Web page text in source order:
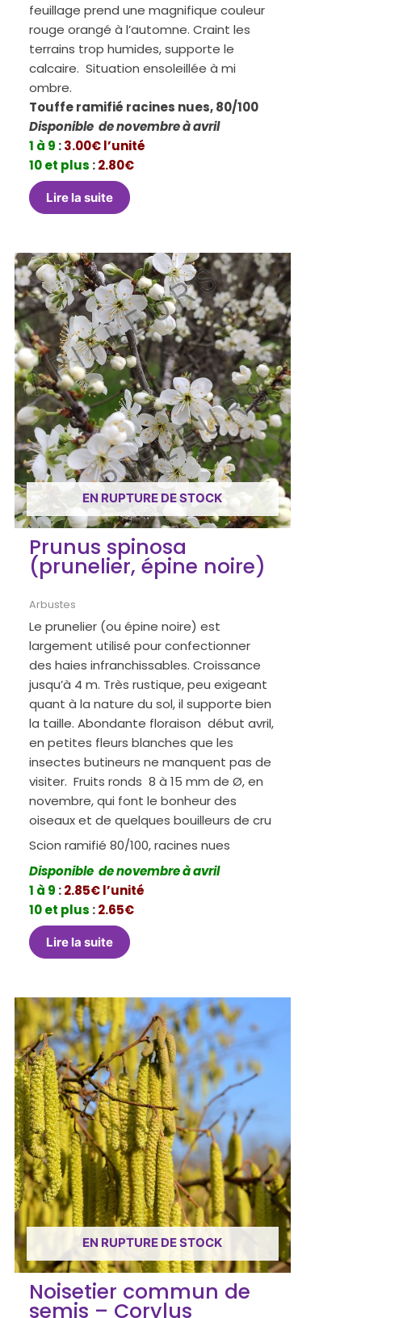
feuillage prend une magnifique couleur
rouge orangé à l’automne. Craint les
terrains trop humides, supporte le
calcaire. Situation ensoleillée à mi
ombre.
Touffe ramifié racines nues, 80/100
Disponible de novembre à avril
1 à 9 :3.00€ l’unité
10 et plus :2.80€
Lire la suite
EN RUPTURE DE STOCK
Prunus spinosa
(prunelier, épine noire)
Arbustes
Le prunelier (ou épine noire) est
largement utilisé pour confectionner
des haies infranchissables. Croissance
jusqu’à 4 m. Très rustique, peu exigeant
quant à la nature du sol, il supporte bien
la taille. Abondante floraison début avril,
en petites fleurs blanches que les
insectes butineurs ne manquent pas de
visiter. Fruits ronds 8 à 15 mm de Ø, en
novembre, qui font le bonheur des
oiseaux et de quelques bouilleurs de cru
Scion ramifié 80/100, racines nues
Disponible de novembre à avril
1 à 9 :2.85€ l’unité
10 et plus :2.65€
Lire la suite
EN RUPTURE DE STOCK
Noisetier commun de
semis – Corylus